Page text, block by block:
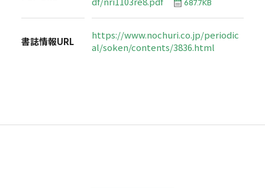
687.7KB
書誌情報URL
https://www.nochuri.co.jp/periodic
al/soken/contents/3836.html